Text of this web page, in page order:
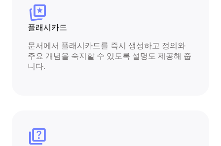
cards_star
플래시카드
문서에서 플래시카드를 즉시 생성하고 정의와
주요 개념을 숙지할 수 있도록 설명도 제공해 줍
니다.
quiz